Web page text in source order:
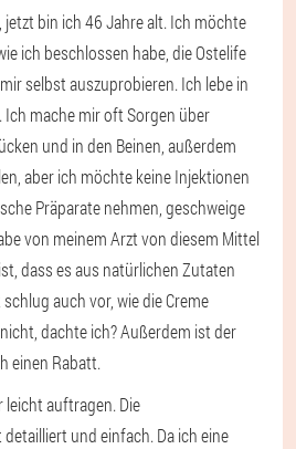
jetzt bin ich 46 Jahre alt. Ich möchte
ich beschlossen habe, die Ostelife
selbst auszuprobieren. Ich lebe in
Ich mache mir oft Sorgen über
und in den Beinen, außerdem
aber ich möchte keine Injektionen
Präparate nehmen, geschweige
von meinem Arzt von diesem Mittel
dass es aus natürlichen Zutaten
auch vor, wie die Creme
dachte ich? Außerdem ist der
einen Rabatt.
leicht auftragen. Die
und einfach. Da ich eine